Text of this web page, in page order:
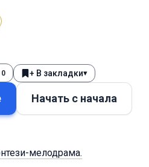
0 + В закладки▾
Начать с начала
мелодрама.